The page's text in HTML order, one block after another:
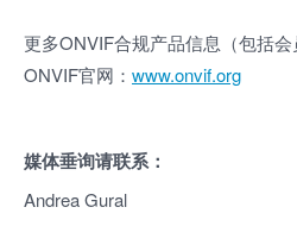
更多ONVIF合规产品信息（包括
ONVIF官网： www.onvif.org
媒体垂询请联系：
Andrea Gural